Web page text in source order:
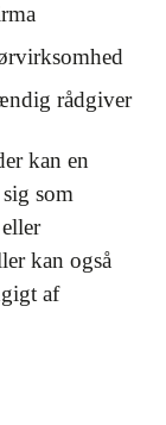
rådgiver
kan en
som
kan også
af